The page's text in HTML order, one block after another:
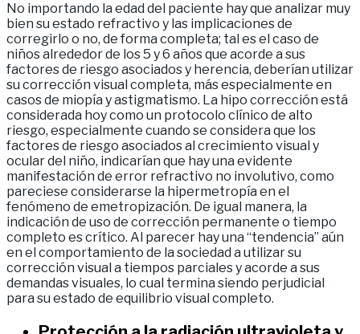
No importando la edad del paciente hay que analizar muy
bien su estado refractivo y las implicaciones de
corregirlo o no, de forma completa; tal es el caso de
niños alrededor de los 5 y 6 años que acorde a sus
factores de riesgo asociados y herencia, deberían utilizar
su corrección visual completa, más especialmente en
casos de miopía y astigmatismo. La hipo corrección está
considerada hoy como un protocolo clínico de alto
riesgo, especialmente cuando se considera que los
factores de riesgo asociados al crecimiento visual y
ocular del niño, indicarían que hay una evidente
manifestación de error refractivo no involutivo, como
pareciese considerarse la hipermetropía en el
fenómeno de emetropización. De igual manera, la
indicación de uso de corrección permanente o tiempo
completo es crítico. Al parecer hay una “tendencia” aún
en el comportamiento de la sociedad a utilizar su
corrección visual a tiempos parciales y acorde a sus
demandas visuales, lo cual termina siendo perjudicial
para su estado de equilibrio visual completo.